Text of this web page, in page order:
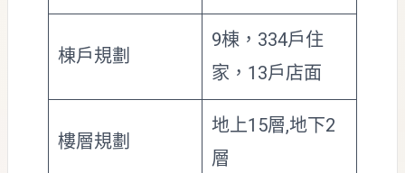
棟戶規劃
9棟，334戶住
家，13戶店面
樓層規劃
地上15層,地下2
層